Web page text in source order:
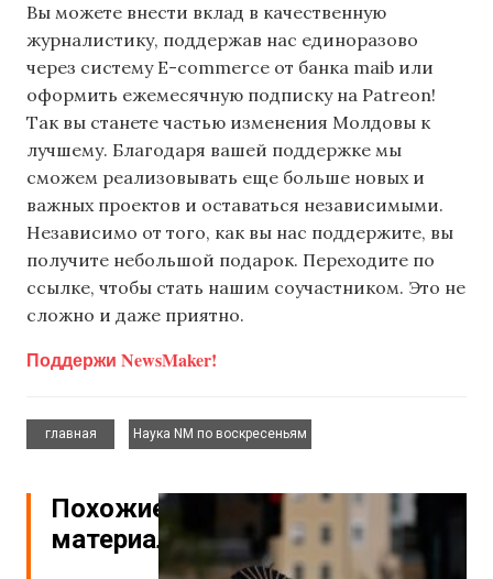
Вы можете внести вклад в качественную
журналистику, поддержав нас единоразово
через систему E-commerce от банка maib или
оформить ежемесячную подписку на Patreon!
Так вы станете частью изменения Молдовы к
лучшему. Благодаря вашей поддержке мы
сможем реализовывать еще больше новых и
важных проектов и оставаться независимыми.
Независимо от того, как вы нас поддержите, вы
получите небольшой подарок. Переходите по
ссылке, чтобы стать нашим соучастником. Это не
сложно и даже приятно.
Поддержи NewsMaker!
главная
Наука NM по воскресеньям
Похожие
материалы